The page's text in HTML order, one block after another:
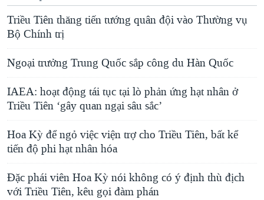
Triều Tiên thăng tiến tướng quân đội vào Thường vụ
Bộ Chính trị
Ngoại trưởng Trung Quốc sắp công du Hàn Quốc
IAEA: hoạt động tái tục tại lò phản ứng hạt nhân ở
Triều Tiên ‘gây quan ngại sâu sắc’
Hoa Kỳ để ngỏ việc viện trợ cho Triều Tiên, bất kể
tiến độ phi hạt nhân hóa
Đặc phái viên Hoa Kỳ nói không có ý định thù địch
với Triều Tiên, kêu gọi đàm phán